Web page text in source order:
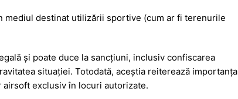
destinat utilizării sportive (cum ar fi terenurile
și poate duce la sancțiuni, inclusiv confiscarea
situației. Totodată, aceștia reiterează importanța
exclusiv în locuri autorizate.